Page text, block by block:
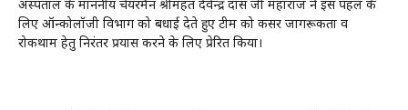
अस्पताल के माननीय चेयरमैन श्रीमहंत देवेन्द्र दास जी महाराज ने इस पहल के
लिए ऑन्कोलॉजी विभाग को बधाई देते हुए टीम को कैंसर जागरूकता व
रोकथाम हेतु निरंतर प्रयास करने के लिए प्रेरित किया।